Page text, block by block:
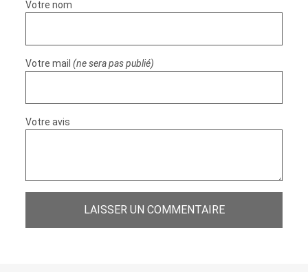
Votre nom
Votre mail(ne sera pas publié)
Votre avis
LAISSER UN COMMENTAIRE